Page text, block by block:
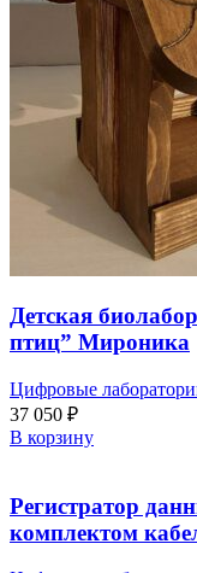
Детская
птиц” Мироника
Цифровые
37 050 ₽
В корзину
Регистратор
комплектом